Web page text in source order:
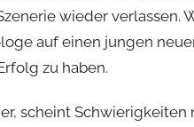
wieder verlassen.
auf einen jungen
zu haben.
scheint Schwierigkeiten